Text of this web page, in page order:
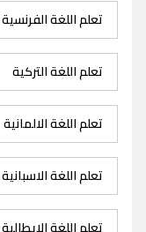
تعلم اللغة الفرنسية
تعلم اللغة التركية
تعلم اللغة الالمانية
تعلم اللغة الاسبانية